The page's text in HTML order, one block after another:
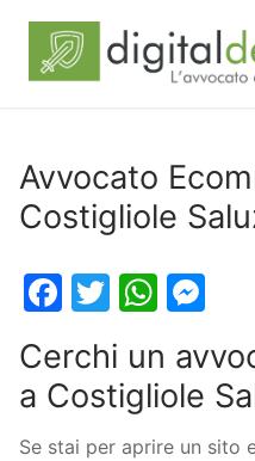
Avvocato
Costigliole
Facebook
Twitter
Cerchi un
a Costigliole
Se stai per aprire un sito